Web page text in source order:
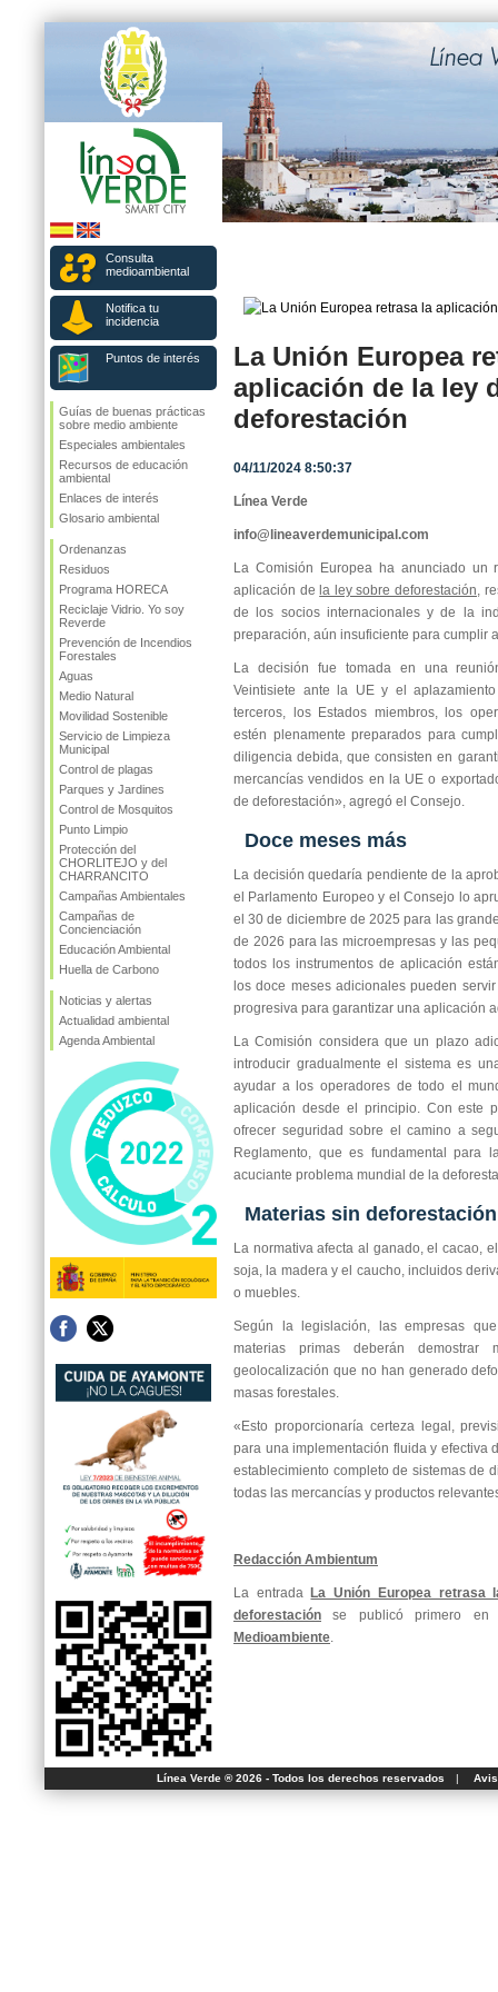
Consulta
medioambiental
Notifica tu
incidencia
Puntos de interés
Guías de buenas prácticas
sobre medio ambiente
Especiales ambientales
Recursos de educación
ambiental
Enlaces de interés
Glosario ambiental
Ordenanzas
Residuos
Programa HORECA
Reciclaje Vidrio. Yo soy
Reverde
Prevención de Incendios
Forestales
Aguas
Medio Natural
Movilidad Sostenible
Servicio de Limpieza
Municipal
Control de plagas
Parques y Jardines
Control de Mosquitos
Punto Limpio
Protección del
CHORLITEJO y del
CHARRANCITO
Campañas Ambientales
Campañas de
Concienciación
Educación Ambiental
Huella de Carbono
Noticias y alertas
Actualidad ambiental
Agenda Ambiental
La Unión Europea
aplicación de la ley
deforestación
04/11/2024 8:50:37
Línea Verde
info@lineaverdemunicipal.com
La Comisión Europea ha anunciado
aplicación de la ley sobre deforestación,
de los socios internacionales y de la
preparación, aún insuficiente para cumplir
La decisión fue tomada en una
Veintisiete ante la UE y el
terceros, los Estados miembros, los
estén plenamente preparados para
diligencia debida, que consisten en
mercancías vendidos en la UE o
de deforestación», agregó el Consejo.
Doce meses más
La decisión quedaría pendiente de la
el Parlamento Europeo y el Consejo lo
el 30 de diciembre de 2025 para las
de 2026 para las microempresas y las
todos los instrumentos de aplicación
los doce meses adicionales pueden
progresiva para garantizar una aplicación
La Comisión considera que un plazo
introducir gradualmente el sistema es
ayudar a los operadores de todo el
aplicación desde el principio. Con este
ofrecer seguridad sobre el camino a
Reglamento, que es fundamental para
acuciante problema mundial de la
Materias sin deforestación
La normativa afecta al ganado, el cacao,
soja, la madera y el caucho, incluidos
o muebles.
Según la legislación, las empresas
materias primas deberán demostrar
geolocalización que no han generado
masas forestales.
«Esto proporcionaría certeza legal,
para una implementación fluida y efectiva
establecimiento completo de sistemas de
todas las mercancías y productos
Redacción Ambientum
La entrada La Unión Europea
deforestación se publicó primero
Medioambiente.
Línea Verde ® 2026 - Todos los derechos reservados |